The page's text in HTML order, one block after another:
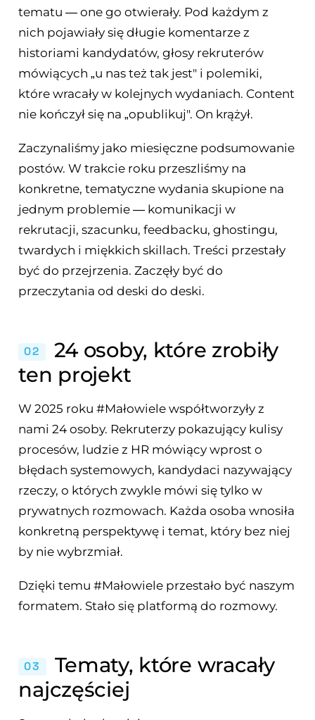
tematu — one go otwierały. Pod każdym z
nich pojawiały się długie komentarze z
historiami kandydatów, głosy rekruterów
mówiących „u nas też tak jest" i polemiki,
które wracały w kolejnych wydaniach. Content
nie kończył się na „opublikuj". On krążył.
Zaczynaliśmy jako miesięczne podsumowanie
postów. W trakcie roku przeszliśmy na
konkretne, tematyczne wydania skupione na
jednym problemie — komunikacji w
rekrutacji, szacunku, feedbacku, ghostingu,
twardych i miękkich skillach. Treści przestały
być do przejrzenia. Zaczęły być do
przeczytania od deski do deski.
02
24 osoby, które zrobiły
ten projekt
W 2025 roku #Małowiele współtworzyły z
nami 24 osoby. Rekruterzy pokazujący kulisy
procesów, ludzie z HR mówiący wprost o
błędach systemowych, kandydaci nazywający
rzeczy, o których zwykle mówi się tylko w
prywatnych rozmowach. Każda osoba wnosiła
konkretną perspektywę i temat, który bez niej
by nie wybrzmiał.
Dzięki temu #Małowiele przestało być naszym
formatem. Stało się platformą do rozmowy.
03
Tematy, które wracały
najczęściej